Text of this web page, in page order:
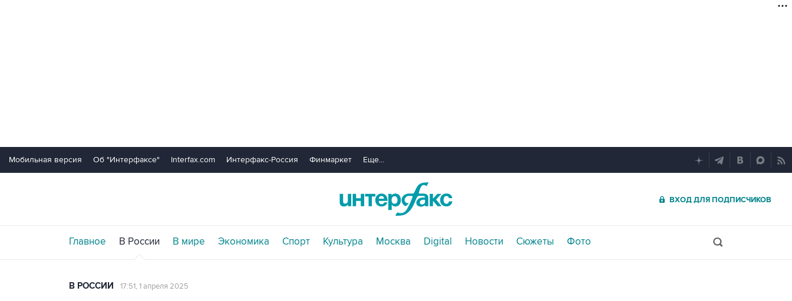
Мобильная версия Об "Интерфаксе" Interfax.com Интерфакс-Россия Финмаркет Еще...
ВХОД ДЛЯ ПОДПИСЧИКОВ
Главное В России В мире Экономика Спорт Культура Москва Digital Новости Сюжеты Фото
В РОССИИ 17:51, 1 апреля 2025